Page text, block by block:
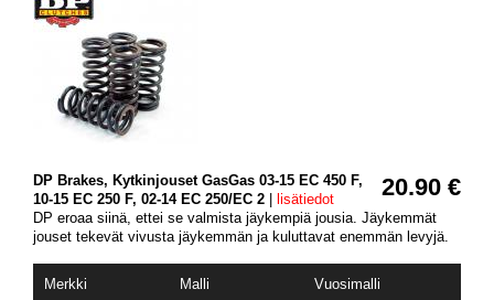
20.90 €
DP Brakes, Kytkinjouset GasGas 03-15 EC 450 F,
10-15 EC 250 F, 02-14 EC 250/EC 2
lisätiedot
DP eroaa siinä, ettei se valmista jäykempiä jousia. Jäykemmät
jouset tekevät vivusta jäykemmän ja kuluttavat enemmän levyjä.
Merkki Malli
Vuosimalli